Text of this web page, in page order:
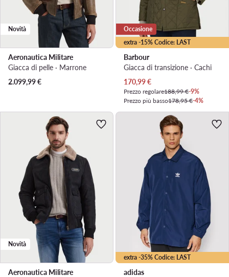
Novità
Aeronautica Militare
Giacca di pelle · Marrone
2.099,99€
extra -15% Codice: LAST
Occasione
Barbour
Giacca di transizione · Cachi
Prezzo attuale
170,99€
Prezzo regolare188,99 €-9%
Prezzo più basso178,95 €-4%
Novità
Aeronautica Militare
extra -35% Codice: LAST
adidas